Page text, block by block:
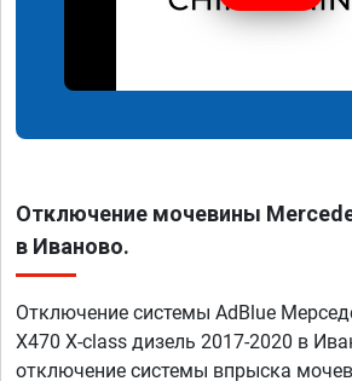
Отключение мочевины
в Иваново.
Отключение системы AdBlue
X470 X-class дизель 2017-2020 в
отключение системы впрыска